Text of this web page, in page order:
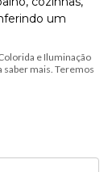
um
e Iluminação
saber mais. Teremos